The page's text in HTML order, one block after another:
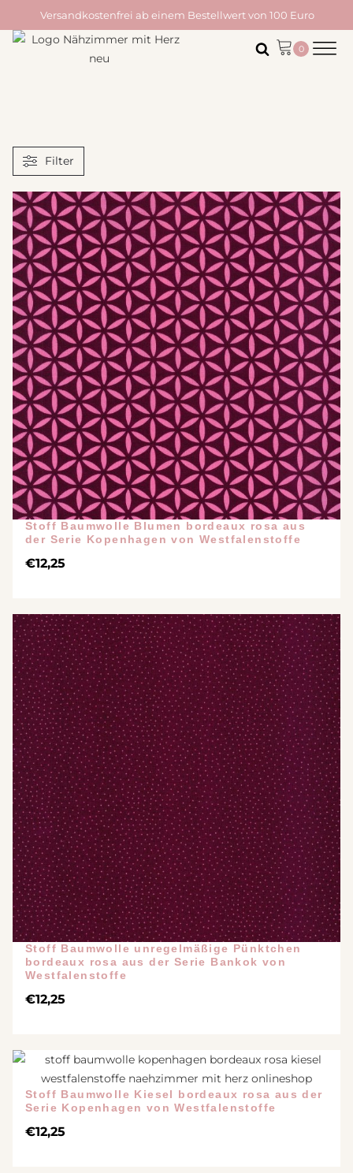
Versandkostenfrei ab einem Bestellwert von 100 Euro
Filter
Stoff Baumwolle Blumen bordeaux rosa aus
der Serie Kopenhagen von Westfalenstoffe
€12,25
Stoff Baumwolle unregelmäßige Pünktchen
bordeaux rosa aus der Serie Bankok von
Westfalenstoffe
€12,25
Stoff Baumwolle Kiesel bordeaux rosa aus der
Serie Kopenhagen von Westfalenstoffe
€12,25